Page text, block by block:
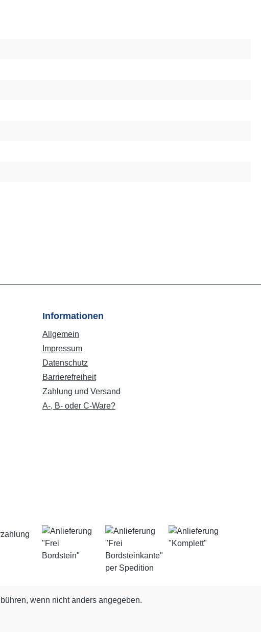
Informationen
Allgemein
Impressum
Datenschutz
Barrierefreiheit
Zahlung und Versand
A-, B- oder C-Ware?
wenn nicht anders angegeben.